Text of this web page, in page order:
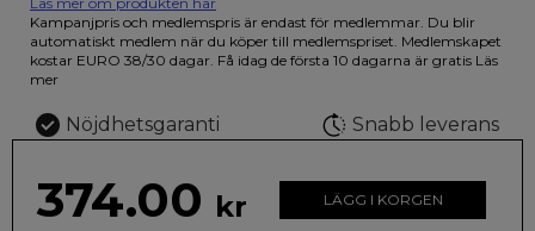
12 färgpennor som du kan färglägga dina teckningar med. På
illustrationen på den vackra askan finns fjärilar i vilda fluorescerande
färger.
Kampanjpris och medlemspris är endast för medlemmar. Du blir
automatiskt medlem när du köper till medlemspriset. Medlemskapet
kostar EURO 38/30 dagar. Få idag de första 10 dagarna är gratis Läs
mer
Nöjdhetsgaranti Snabb leverans
374.00 kr LÄGG I KORGEN